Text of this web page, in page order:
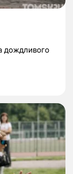
дождливого